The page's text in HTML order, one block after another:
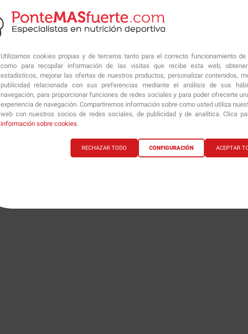
Utilizamos cookies propias y de terceros tanto para el correcto funcionamiento
como para recopilar información de las visitas que recibe esta web,
estadísticos, mejorar las ofertas de nuestros productos, personalizar contenidos,
publicidad relacionada con sus preferencias mediante el análisis de sus
navegación, para proporcionar funciones de redes sociales y para poder ofrecerte
experiencia de navegación. Compartiremos información sobre como usted utiliza
web con nuestros socios de redes sociales, de publicidad y de analítica. Clica
información sobre cookies.
ACEPTAR
RECHAZAR TODO CONFIGURACIÓN
Hola, gracias por compartir tu opinión. Lamentamos
comentarios y los tomaremos en cuenta para mejorar
para nosotros, y seguiremos trabajando para ofrecerte lo
5/5
Opinión verificada
Un maravilloso pre entreno, de lo mejor y más completo que hay
Opinión del 26/10/2024 , tras una experiencia del 16/10/2024 porJ.S.
Informe